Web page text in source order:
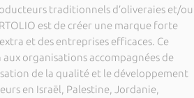
traditionnels d’oliveraies et/ou
est de créer une marque forte
et des entreprises efficaces. Ce
organisations accompagnées de
de la qualité et le développement
en Israël, Palestine, Jordanie,